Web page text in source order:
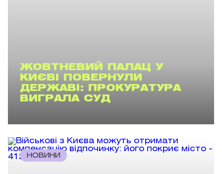
ЖОВТНЕВИЙ ПАЛАЦ У
КИЄВІ ПОВЕРНУЛИ
ДЕРЖАВІ: ПРОКУРАТУРА
ВИГРАЛА СУД
НОВИНИ